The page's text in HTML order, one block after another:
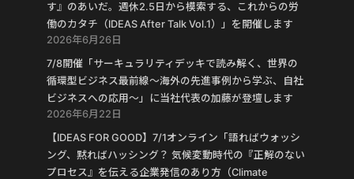
す』のあいだ。週休2.5日から模索する、これからの労
働のカタチ（IDEAS After Talk Vol.1）」を開催します
2026年6月26日
7/8開催「サーキュラリティデッキで読み解く、世界の
循環型ビジネス最前線〜海外の先進事例から学ぶ、自社
ビジネスへの応用〜」に当社代表の加藤が登壇します
2026年6月22日
【IDEAS FOR GOOD】7/1オンライン「語ればウォッシ
ング、黙ればハッシング？ 気候変動時代の『正解のない
プロセス』を伝える企業発信のあり方（Climate